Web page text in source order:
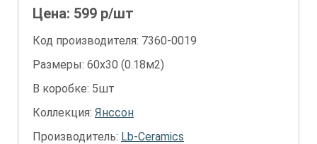
Цена: 599 р/шт
Код производителя: 7360-0019
Размеры: 60х30 (0.18м2)
В коробке: 5шт
Коллекция: Янссон
Производитель: Lb-Ceramics